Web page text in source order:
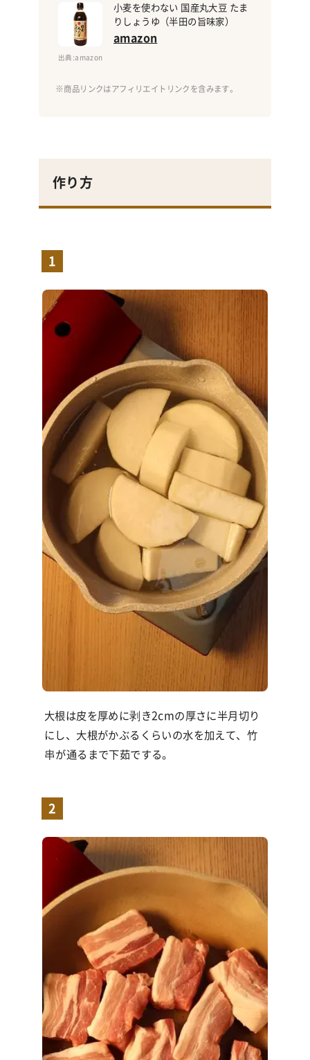
小麦を使わない 国産丸大豆 たま
りしょうゆ（半田の旨味家）
amazon
出典 :amazon
作り方
1
大根は皮を厚めに剥き2cmの厚さに半月切り
にし、大根がかぶるくらいの水を加えて、竹
串が通るまで下茹でする。
2